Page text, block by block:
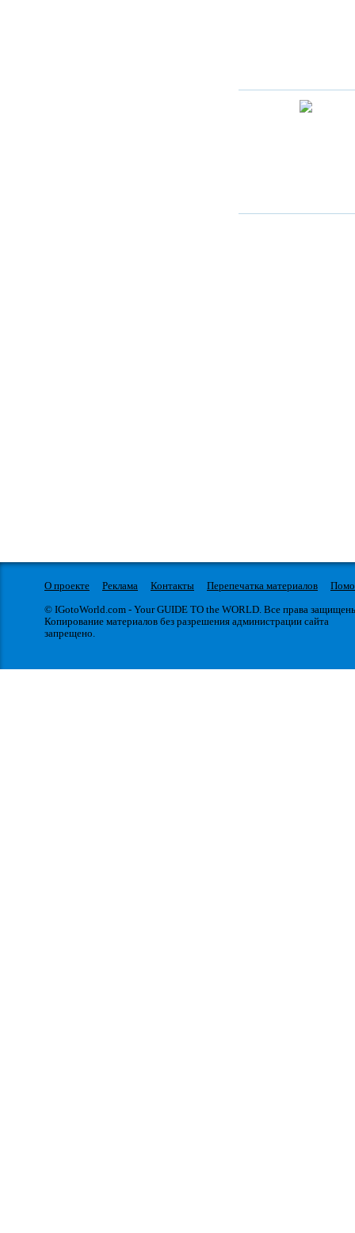
О проекте Реклама Контакты Перепечатка материалов
© IGotoWorld.com - Your GUIDE TO the WORLD. Все права
Копирование материалов без разрешения администрации сайта
запрещено.